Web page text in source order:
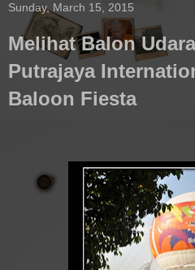
Sunday, March 15, 2015
Melihat Balon
Putrajaya
Baloon Fiesta